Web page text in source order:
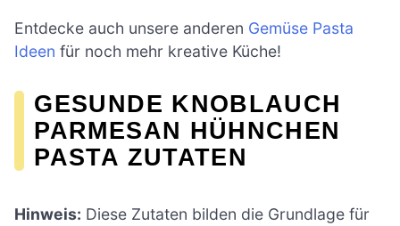
Entdecke auch unsere anderen Gemüse Pasta
Ideen für noch mehr kreative Küche!
GESUNDE KNOBLAUCH
PARMESAN HÜHNCHEN
PASTA ZUTATEN
Hinweis: Diese Zutaten bilden die Grundlage für